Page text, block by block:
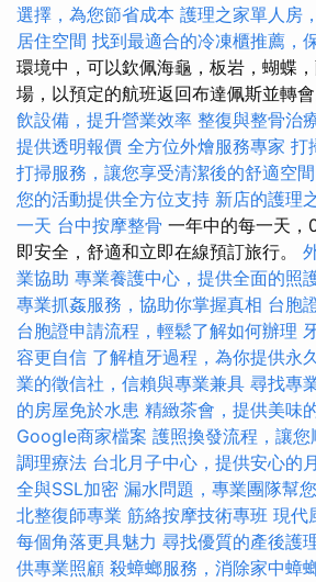
選擇，為您節省成本 護理之家單人房
居住空間 找到最適合的冷凍櫃推薦，
環境中，可以欽佩海龜，板岩，蝴蝶
場，以預定的航班返回布達佩斯並轉會
飲設備，提升營業效率 整復與整骨治
提供透明報價 全方位外燴服務專家 打
打掃服務，讓您享受清潔後的舒適空間
您的活動提供全方位支持 新店的護理
一天 台中按摩整骨 一年中的每一天
即安全，舒適和立即在線預訂旅行。
業協助 專業養護中心，提供全面的照
專業抓姦服務，協助你掌握真相 台胞
台胞證申請流程，輕鬆了解如何辦理
容更自信 了解植牙過程，為你提供永
業的徵信社，信賴與專業兼具 尋找專
的房屋免於水患 精緻茶會，提供美味
Google商家檔案 護照換發流程，讓
調理療法 台北月子中心，提供安心的
全與SSL加密 漏水問題，專業團隊幫
北整復師專業 筋絡按摩技術專班 現代
每個角落更具魅力 尋找優質的產後護
供專業照顧 殺蟑螂服務，消除家中蟑